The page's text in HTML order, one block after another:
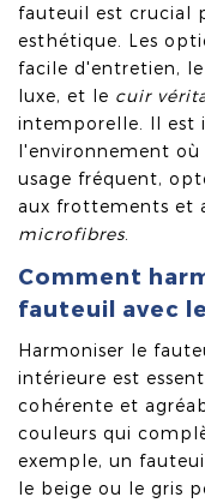
fauteuil est crucial
esthétique. Les
facile d'entretien, le
luxe, et le cuir
intemporelle. Il est
l'environnement où
usage fréquent,
aux frottements et
microfibres.
Comment
fauteuil avec
Harmoniser le
intérieure est
cohérente et
couleurs qui
exemple, un
le beige ou le gris